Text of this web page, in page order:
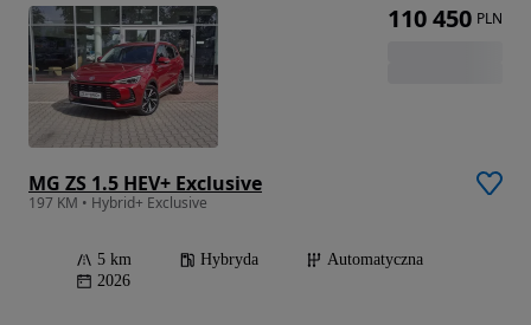
MG ZS 1.5 HEV+ Exclusive
197 KM • Hybrid+ Exclusive
5 km Hybryda
Automatyczna
2026
110 450 PLN